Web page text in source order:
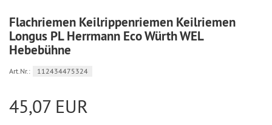
Flachriemen Keilrippenriemen Keilriemen
Longus PL Herrmann Eco Würth WEL
Hebebühne
Art.Nr.: 112434475324
45,07 EUR